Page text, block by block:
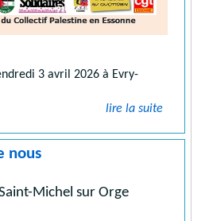
3 avril 2026 à Evry-
lire la suite
nous
Michel sur Orge